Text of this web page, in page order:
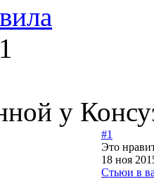
1
у
#1
Это
18 ноя
Стьюи в